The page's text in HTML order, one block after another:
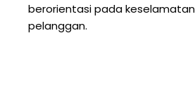
berorientasi pada
pelanggan.